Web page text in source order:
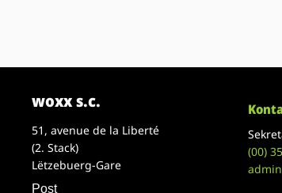
woxx s.c.
51, avenue de la Liberté
(2. Stack)
Lëtzebuerg-Gare
Post
(00)